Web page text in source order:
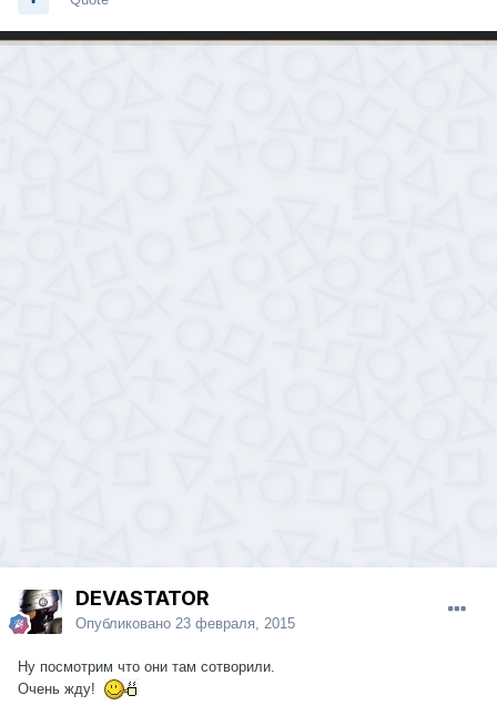
DEVASTATOR
Опубликовано 23 февраля, 2015
Ну посмотрим что они там сотворили.
Очень жду!